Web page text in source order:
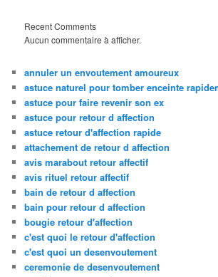
Recent Comments
Aucun commentaire à afficher.
annuler un envoutement amoureux
astuce naturel pour tomber enceinte
astuce pour faire revenir son ex
astuce pour retour d affection
astuce retour d'affection rapide
attachement de retour d affection
avis marabout retour affectif
avis rituel retour affectif
bain de retour d affection
bain pour retour d affection
bougie retour d'affection
c'est quoi le retour d'affection
c'est quoi un desenvoutement
ceremonie de desenvoutement